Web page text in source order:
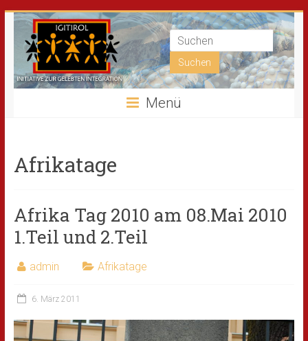
Menü
Afrikatage
Afrika Tag 2010 am 08.Mai 2010
1.Teil und 2.Teil
admin Afrikatage
6. März 2011